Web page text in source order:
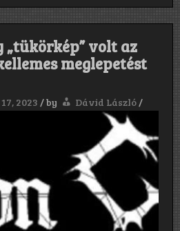
„tükörkép” volt az
meglepetést
2023 /by Dávid László /